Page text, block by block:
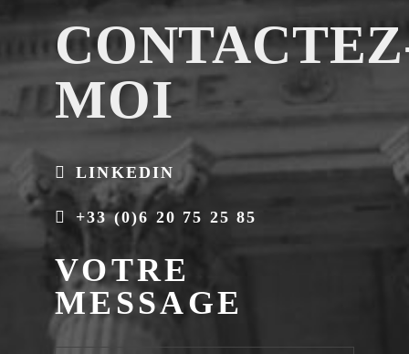
MOI
LINKEDIN
+33 (0)6 20 75 25 85
VOTRE
MESSAGE